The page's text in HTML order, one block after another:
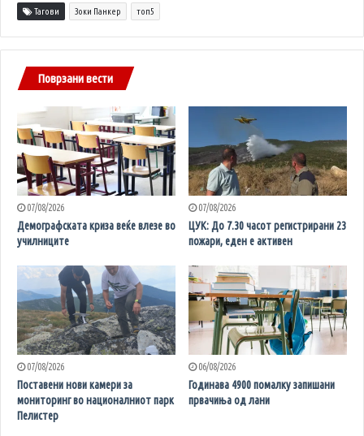
Тагови Зоки Панкер топ5
Поврзани вести
07/08/2026
Демографската криза веќе влезе во
училниците
07/08/2026
ЦУК: До 7.30 часот регистрирани 23
пожари, еден е активен
07/08/2026
Поставени нови камери за
мониторинг во националниот парк
Пелистер
06/08/2026
Годинава 4900 помалку запишани
првачиња од лани